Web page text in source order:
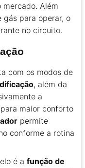
Além
gás para operar, o
no circuito.
com os modos de
, além da
a
maior conforto
permite
conforme a rotina
é a função de